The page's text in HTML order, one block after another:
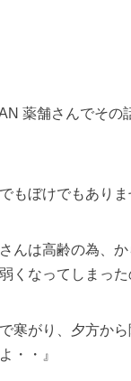
薬舗さんでその
もぼけでもありま
んは高齢の為、
くなってしまった
寒がり、夕方か
・・』